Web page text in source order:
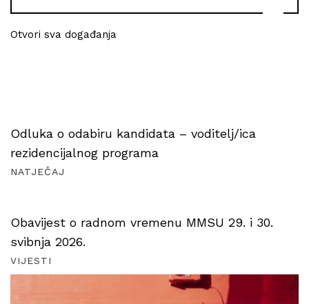
Otvori sva događanja
Odluka o odabiru kandidata – voditelj/ica
rezidencijalnog programa
NATJEČAJ
Obavijest o radnom vremenu MMSU 29. i 30.
svibnja 2026.
VIJESTI